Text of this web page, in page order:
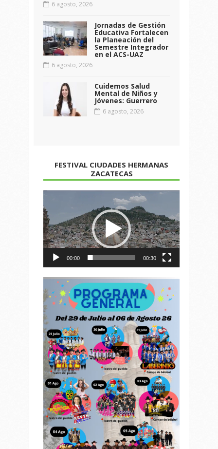
6 agosto, 2026
Jornadas de Gestión
Educativa Fortalecen
la Planeación del
Semestre Integrador
en el ACS-UAZ
6 agosto, 2026
Cuidemos Salud
Mental de Niños y
Jóvenes: Guerrero
6 agosto, 2026
FESTIVAL CIUDADES HERMANAS
ZACATECAS
de
vídeo
00:00 00:30